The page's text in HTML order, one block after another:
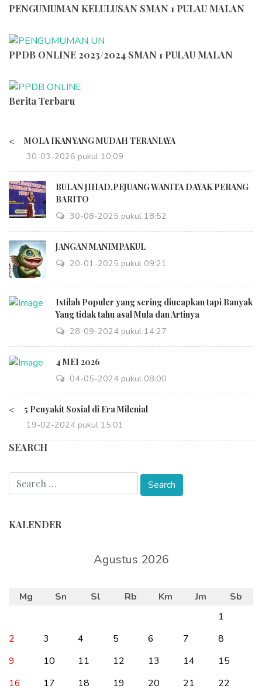
PENGUMUMAN KELULUSAN SMAN 1 PULAU MALAN
PPDB ONLINE 2023/2024 SMAN 1 PULAU MALAN
Berita Terbaru
< MOLA IKAN YANG MUDAH TERANIAYA
30-03-2026 pukul 10:09
BULAN JIHAD,PEJUANG WANITA DAYAK PERANG
BARITO
30-08-2025 pukul 18:52
JANGAN MANIMPAKUL
20-01-2025 pukul 09:21
Istilah Populer yang sering diucapkan tapi Banyak
Yang tidak tahu asal Mula dan Artinya
28-09-2024 pukul 14:27
4 MEI 2026
04-05-2024 pukul 08:00
< 5 Penyakit Sosial di Era Milenial
19-02-2024 pukul 15:01
SEARCH
KALENDER
Agustus 2026
Mg Sn Sl Rb Km Jm
Sb
1
2
3 4 5 6 7
8
9
10 11 12 13 14
15
16
17 18 19 20 21 22